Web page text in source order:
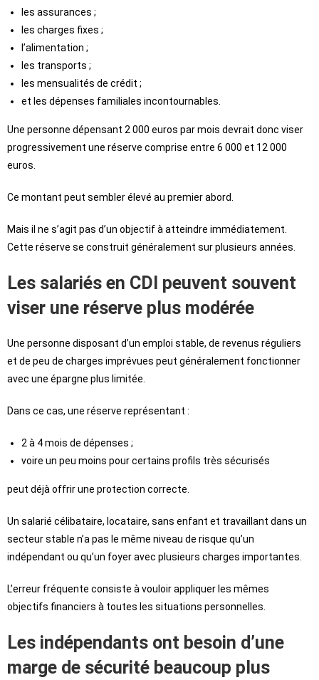
les assurances ;
les charges fixes ;
l’alimentation ;
les transports ;
les mensualités de crédit ;
et les dépenses familiales incontournables.
Une personne dépensant 2 000 euros par mois devrait donc viser
progressivement une réserve comprise entre 6 000 et 12 000
euros.
Ce montant peut sembler élevé au premier abord.
Mais il ne s’agit pas d’un objectif à atteindre immédiatement.
Cette réserve se construit généralement sur plusieurs années.
Les salariés en CDI peuvent souvent
viser une réserve plus modérée
Une personne disposant d’un emploi stable, de revenus réguliers
et de peu de charges imprévues peut généralement fonctionner
avec une épargne plus limitée.
Dans ce cas, une réserve représentant :
2 à 4 mois de dépenses ;
voire un peu moins pour certains profils très sécurisés
peut déjà offrir une protection correcte.
Un salarié célibataire, locataire, sans enfant et travaillant dans un
secteur stable n’a pas le même niveau de risque qu’un
indépendant ou qu’un foyer avec plusieurs charges importantes.
L’erreur fréquente consiste à vouloir appliquer les mêmes
objectifs financiers à toutes les situations personnelles.
Les indépendants ont besoin d’une
marge de sécurité beaucoup plus